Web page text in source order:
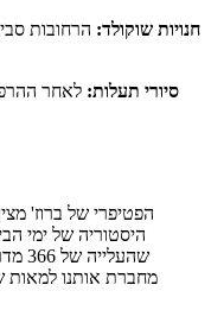
חנויות שוקולד: הרחובות
סיורי תעלות: לאחר
הפטיפרי של ברוז'
היסטוריה של ימי
מחברת אותנו למאות